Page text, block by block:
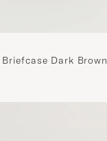
Dark Brown